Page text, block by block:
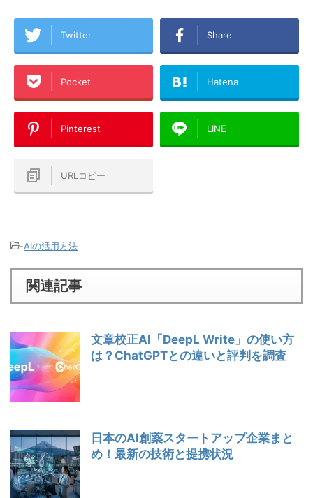
Twitter Share
Pocket Hatena
Pinterest LINE
URLコピー
-AIの活用方法
関連記事
文章校正AI「DeepL Write」の使い方
は？ChatGPTとの違いと評判を調査
日本のAI創薬スタートアップ企業まと
め！最新の技術と提携状況